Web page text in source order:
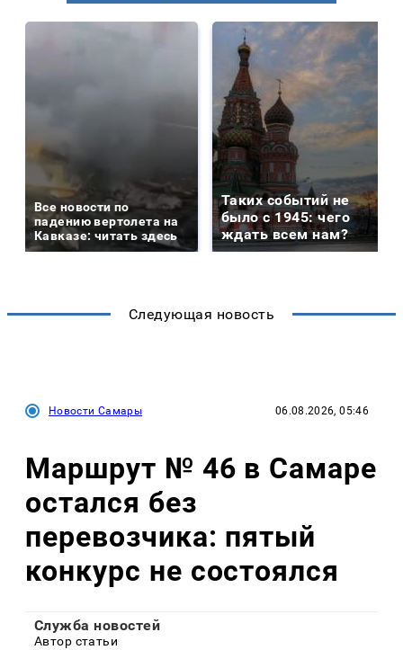
Все новости по
падению вертолета на
Кавказе: читать здесь
Таких событий не
было с 1945: чего
ждать всем нам?
Следующая новость
Новости Самары 06.08.2026, 05:46
Маршрут № 46 в Самаре
остался без
перевозчика: пятый
конкурс не состоялся
Служба новостей
Автор статьи